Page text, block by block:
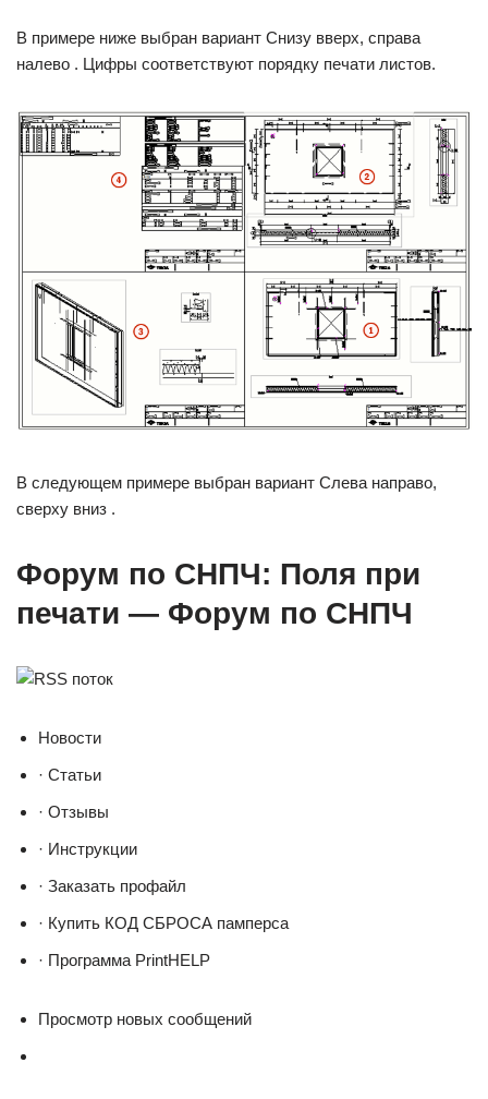
В примере ниже выбран вариант Снизу вверх, справа
налево . Цифры соответствуют порядку печати листов.
В следующем примере выбран вариант Слева направо,
сверху вниз .
Форум по СНПЧ: Поля при
печати — Форум по СНПЧ
Новости
· Статьи
· Отзывы
· Инструкции
· Заказать профайл
· Купить КОД СБРОСА памперса
· Программа PrintHELP
Просмотр новых сообщений